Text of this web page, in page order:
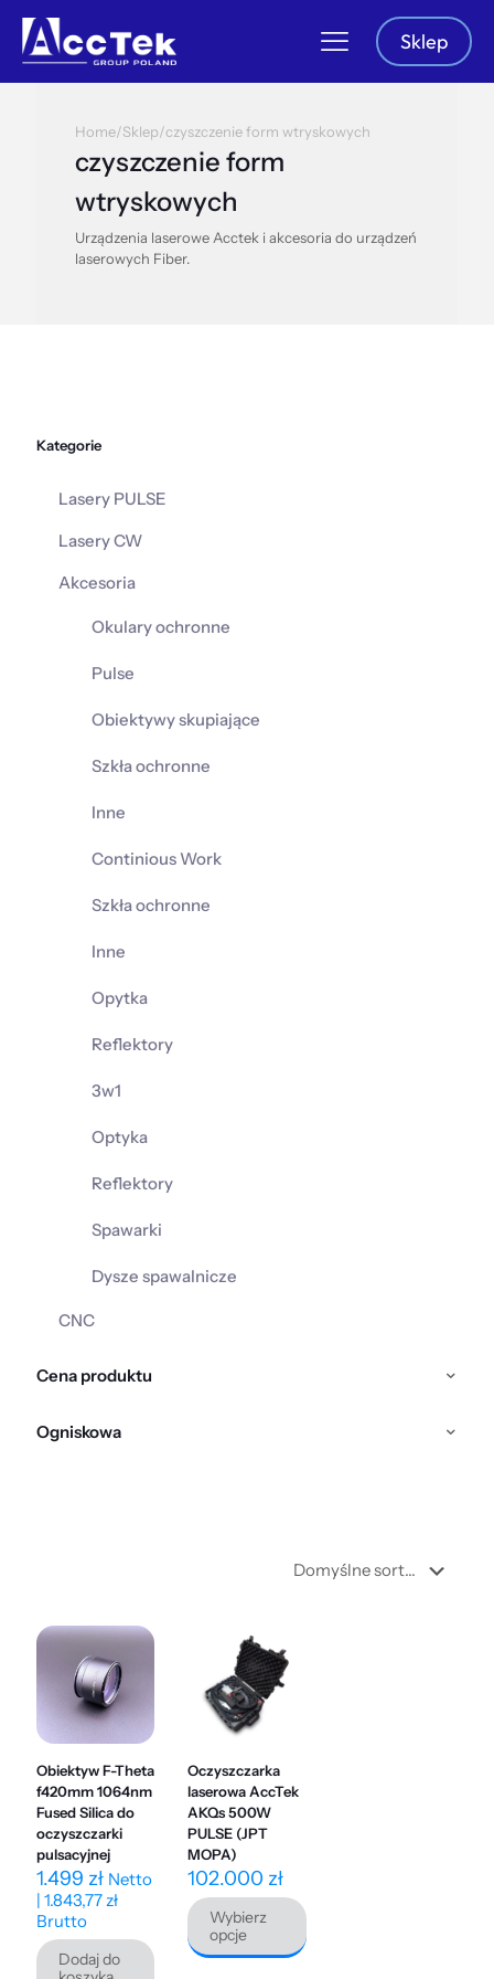
Sklep
Home/Sklep/czyszczenie form wtryskowych
czyszczenie form
wtryskowych
Urządzenia laserowe Acctek i akcesoria do urządzeń
laserowych Fiber.
Kategorie
Lasery PULSE
Lasery CW
Akcesoria
Okulary ochronne
Pulse
Obiektywy skupiające
Szkła ochronne
Inne
Continious Work
Szkła ochronne
Inne
Opytka
Reflektory
3w1
Optyka
Reflektory
Spawarki
Dysze spawalnicze
CNC
Cena produktu
Ogniskowa
Obiektyw F-Theta
f420mm 1064nm
Fused Silica do
oczyszczarki
pulsacyjnej
1.499 zł Netto
| 1.843,77zł
Brutto
Dodaj do
Oczyszczarka
laserowa AccTek
AKQs 500W
PULSE (JPT
MOPA)
102.000 zł
Wybierz
opcje